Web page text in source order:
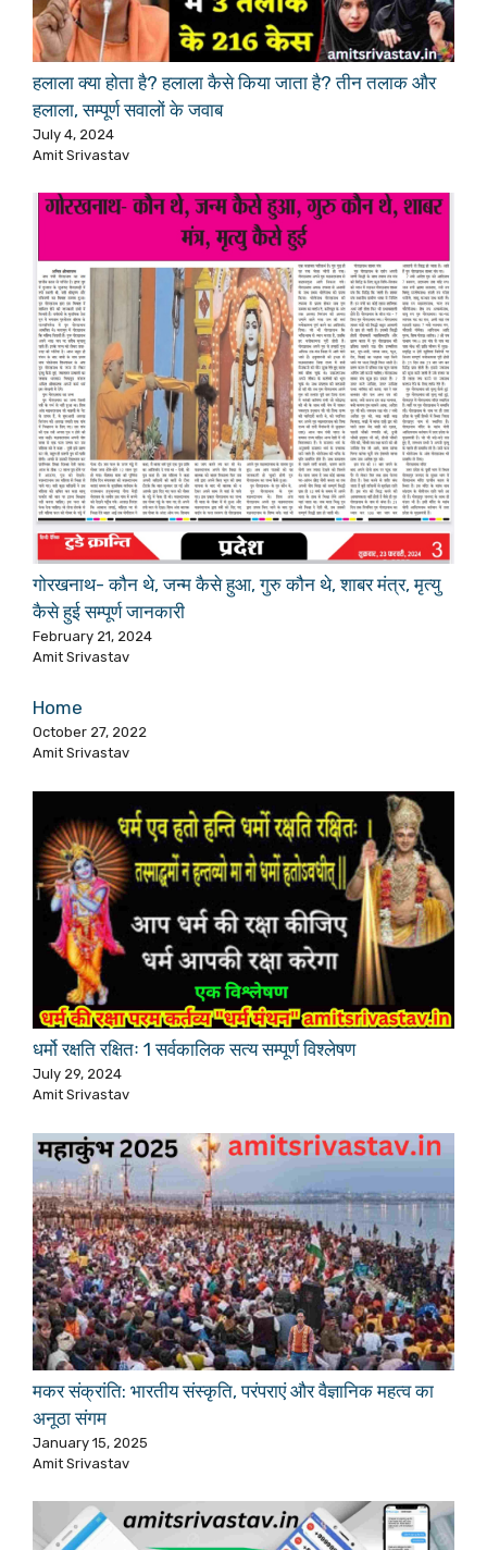
हलाला क्या होता है? हलाला कैसे किया जाता है? तीन तलाक और
हलाला, सम्पूर्ण सवालों के जवाब
July 4, 2024
Amit Srivastav
गोरखनाथ- कौन थे, जन्म कैसे हुआ, गुरु कौन थे, शाबर मंत्र, मृत्यु
कैसे हुई सम्पूर्ण जानकारी
February 21, 2024
Amit Srivastav
Home
October 27, 2022
Amit Srivastav
धर्मो रक्षति रक्षितः 1 सर्वकालिक सत्य सम्पूर्ण विश्लेषण
July 29, 2024
Amit Srivastav
मकर संक्रांति: भारतीय संस्कृति, परंपराएं और वैज्ञानिक महत्व का
अनूठा संगम
January 15, 2025
Amit Srivastav